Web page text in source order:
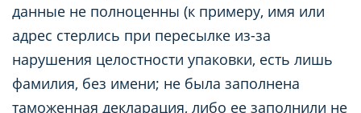
данные не полноценны (к примеру, имя или
адрес стерлись при пересылке из-за
нарушения целостности упаковки, есть лишь
фамилия, без имени; не была заполнена
таможенная декларация, либо ее заполнили не